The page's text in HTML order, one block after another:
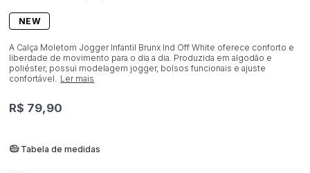
NEW
A Calça Moletom Jogger Infantil Brunx Ind Off White oferece conforto e
liberdade de movimento para o dia a dia. Produzida em algodão e
poliéster, possui modelagem jogger, bolsos funcionais e ajuste
confortável. Ler mais
R$ 79,90
Tabela de medidas